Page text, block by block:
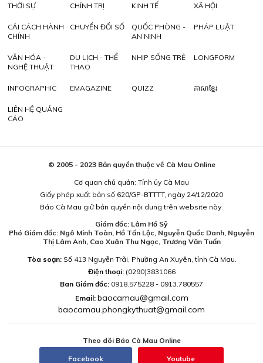
THỜI SỰ CHÍNH TRỊ KINH TẾ XÃ HỘI
CẢI CÁCH HÀNH
CHÍNH
CHUYỂN ĐỔI SỐ
QUỐC PHÒNG -
AN NINH
PHÁP LUẬT
VĂN HÓA -
NGHỆ THUẬT
DU LỊCH - THỂ
THAO
NHỊP SỐNG TRẺ LONGFORM
INFOGRAPHIC EMAGAZINE QUIZZ ភាសាខ្មែរ
LIÊN HỆ QUẢNG
CÁO
© 2005 - 2023 Bản quyền thuộc về Cà Mau Online
Cơ quan chủ quản: Tỉnh ủy Cà Mau
Giấy phép xuất bản số 620/GP-BTTTT, ngày 24/12/2020
Báo Cà Mau giữ bản quyền nội dung trên website này.
Giám đốc: Lâm Hồ Sỹ
Phó Giám đốc: Ngô Minh Toàn, Hồ Tấn Lộc, Nguyễn Quốc Danh, Nguyễn
Thị Lâm Anh, Cao Xuân Thu Ngọc, Trương Văn Tuấn
Tòa soạn:Số 413 Nguyễn Trãi, Phường An Xuyên, tỉnh Cà Mau.
Điện thoại: (0290)3831066
Ban Giám đốc: 0918.575228 - 0913.780557
Email: baocamau@gmail.com
baocamau.phongkythuat@gmail.com
Theo dõi Báo Cà Mau Online
Facebook Youtube